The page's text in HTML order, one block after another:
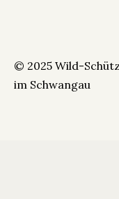
© 2025 Wild-
im Schwangau